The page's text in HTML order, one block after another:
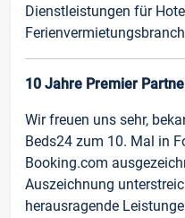
Dienstleistungen für
10 Jahre Premier
Wir freuen uns sehr,
Beds24 zum 10. Mal in
Booking.com
Auszeichnung
herausragende